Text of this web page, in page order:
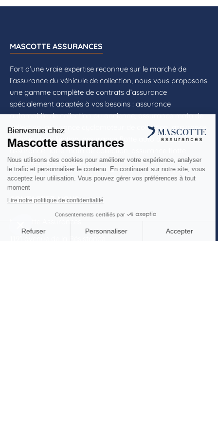
MASCOTTE ASSURANCES
Fort d’une vraie expertise reconnue sur le marché de
l’assurance du véhicule de collection, nous vous proposons
une gamme complète de contrats d’assurance
spécialement adaptés à vos besoins : assurance
automobile de collection ou ancienne, assurance moto de
collection, assurance cyclomoteur de collection, assurance
scooter de collection, assurance flotte auto de collection,
véhicules de collection, ...
CONTACTEZ-NOUS
Mascotte Assurances